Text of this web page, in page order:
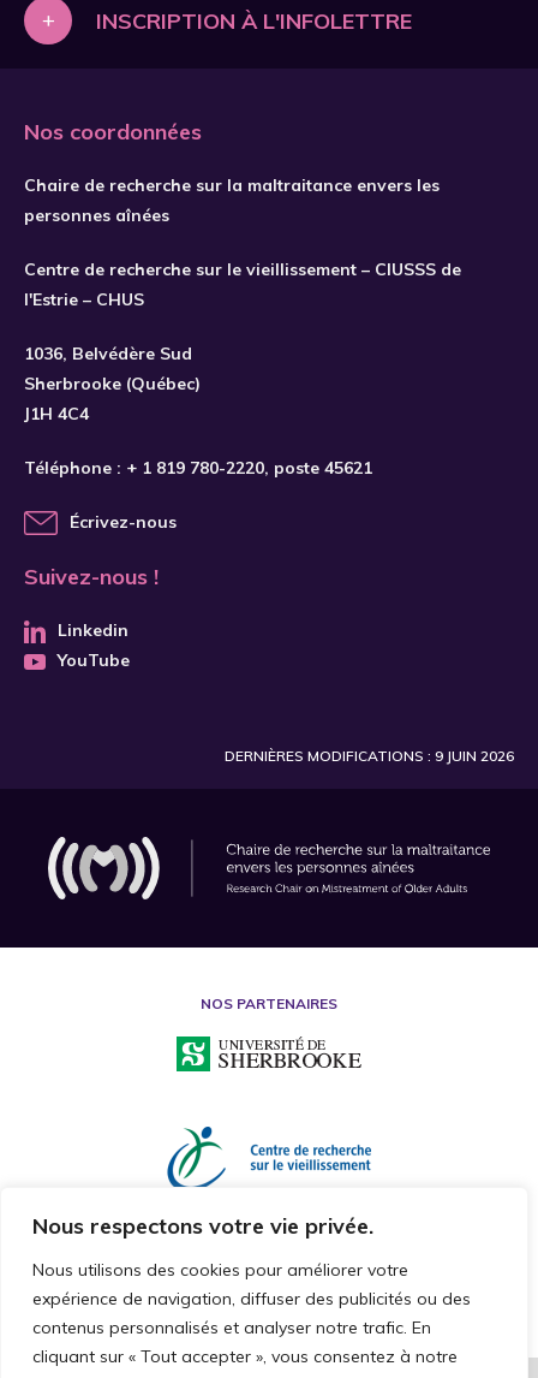
Nous respectons votre vie privée.
Nous utilisons des cookies pour améliorer votre
expérience de navigation, diffuser des publicités ou des
contenus personnalisés et analyser notre trafic. En
cliquant sur « Tout accepter », vous consentez à notre
+ INSCRIPTION À L'INFOLETTRE
Nos coordonnées
Chaire de recherche sur la maltraitance envers les
personnes aînées
Centre de recherche sur le vieillissement – CIUSSS de
l'Estrie – CHUS
1036, Belvédère Sud
Sherbrooke (Québec)
J1H 4C4
Téléphone : + 1 819 780-2220, poste 45621
Écrivez-nous
Suivez-nous !
Linkedin
YouTube
DERNIÈRES MODIFICATIONS : 9 JUIN 2026
NOS PARTENAIRES